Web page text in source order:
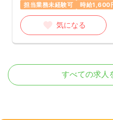
担当業務未経験可
時給1,600
気になる
訪問看護 正看護師
すべての求人